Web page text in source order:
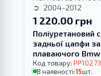
2004-2012
1 220.00 грн
Поліуретановий
задньої цапфи
плаваючого Bmw
Код товару:
В наявності:15шт.